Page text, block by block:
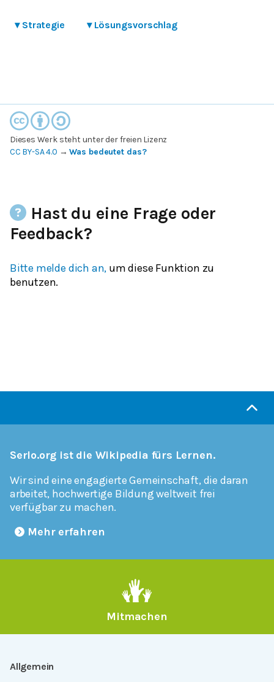
▾ Strategie ▾ Lösungsvorschlag
Dieses Werk steht unter der freien Lizenz
CC BY-SA 4.0 →Was bedeutet das?
Hast du eine Frage oder
Feedback?
Bitte melde dich an, um diese Funktion zu
benutzen.
Serlo.org ist die Wikipedia fürs Lernen.
Wir sind eine engagierte Gemeinschaft, die daran
arbeitet, hochwertige Bildung weltweit frei
verfügbar zu machen.
Mehr erfahren
Mitmachen
Allgemein